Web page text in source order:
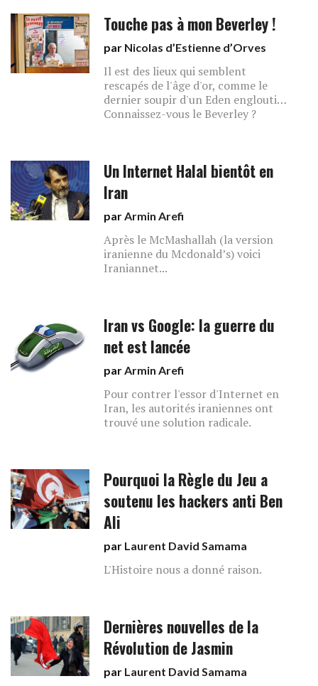
Touche pas à mon Beverley !
par Nicolas d’Estienne d’Orves
Il est des lieux qui semblent
rescapés de l'âge d'or, comme le
dernier soupir d'un Eden englouti…
Connaissez-vous le Beverley ?
Un Internet Halal bientôt en
Iran
parArmin Arefi
Après le McMashallah (la version
iranienne du Mcdonald’s) voici
Iraniannet...
Iran vs Google: la guerre du
net est lancée
parArmin Arefi
Pour contrer l'essor d'Internet en
Iran, les autorités iraniennes ont
trouvé une solution radicale.
Pourquoi la Règle du Jeu a
soutenu les hackers anti Ben
Ali
par Laurent David Samama
L'Histoire nous a donné raison.
Dernières nouvelles de la
Révolution de Jasmin
par Laurent David Samama